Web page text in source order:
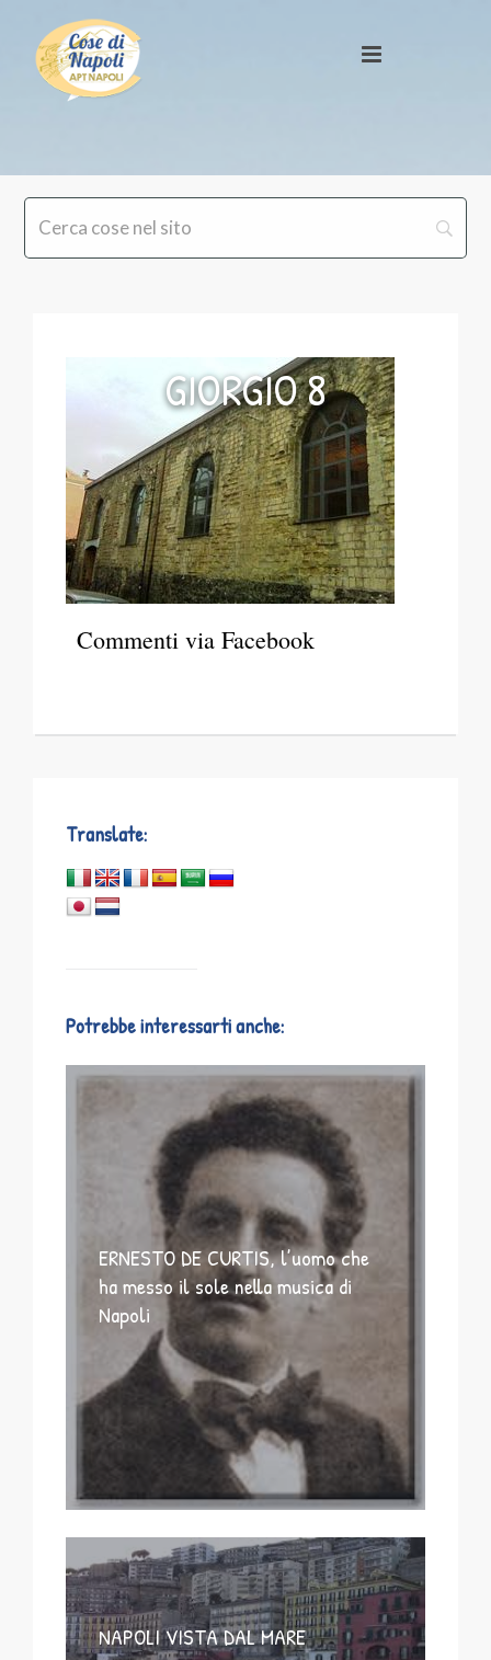
GIORGIO 8
Commenti via Facebook
Translate:
Potrebbe interessarti anche:
ERNESTO DE CURTIS, l’uomo che
ha messo il sole nella musica di
Napoli
NAPOLI VISTA DAL MARE